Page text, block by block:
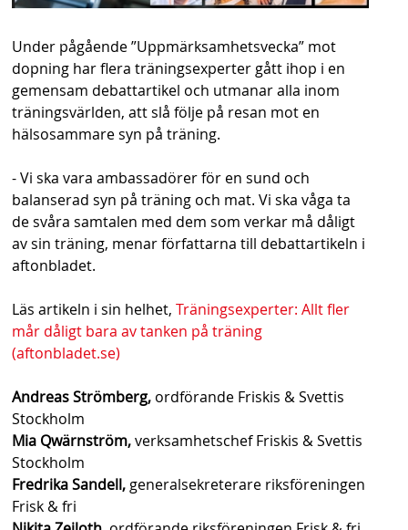
Under pågående ”Uppmärksamhetsvecka” mot
dopning har flera träningsexperter gått ihop i en
gemensam debattartikel och utmanar alla inom
träningsvärlden, att slå följe på resan mot en
hälsosammare syn på träning.
- Vi ska vara ambassadörer för en sund och
balanserad syn på träning och mat. Vi ska våga ta
de svåra samtalen med dem som verkar må dåligt
av sin träning, menar författarna till debattartikeln i
aftonbladet.
Läs artikeln i sin helhet,Träningsexperter: Allt fler
mår dåligt bara av tanken på träning
(aftonbladet.se)
Andreas Strömberg, ordförande Friskis & Svettis
Stockholm
Mia Qwärnström,verksamhetschef Friskis & Svettis
Stockholm
Fredrika Sandell, generalsekreterare riksföreningen
Frisk & fri